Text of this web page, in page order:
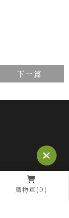
下一篇
購物車(0)